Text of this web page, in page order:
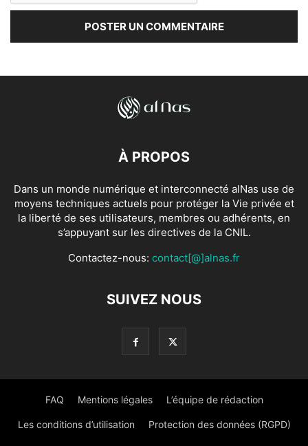
À PROPOS
Dans un monde numérique et interconnecté alNas use de
moyens techniques actuels pour protéger la Vie privée et
la liberté de ses utilisateurs, membres ou adhérents, en
s’appuyant sur les directives de la CNIL.
Contactez-nous: contact[@]alnas.fr
SUIVEZ NOUS
FAQ Mentions légales L’équipe de rédaction
Les conditions d’utilisation Protection des données (RGPD)